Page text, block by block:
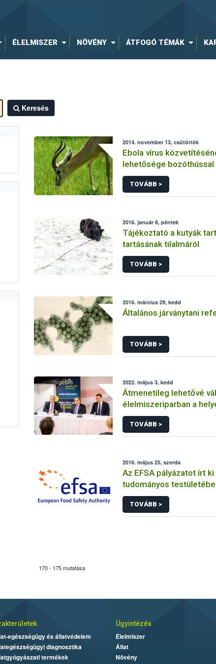
ÉLELMISZER NÖVÉNY ÁTFOGÓ TÉMÁK
Keresés
2014. november 13, csütörtök
Ebola vírus
lehetősége bozóthússal
vélemény
TOVÁBB >
2016. január 8, péntek
Tájékoztató a kutyák
tartásának tilalmáról
TOVÁBB >
2016. március 29, kedd
Általános járványtani
TOVÁBB >
2022. május 3, kedd
Átmenetileg lehetővé
élelmiszeriparban a
összetevők
jelölési szabályoktól
TOVÁBB >
2016. május 25, szerda
Az EFSA pályázatot írt
tudományos testületébe
TOVÁBB >
170 - 175 mutatása
egészségügy és állatvédelem
diagnosztika
termékek
Ügyintézés
Élelmiszer
Állat
Növény